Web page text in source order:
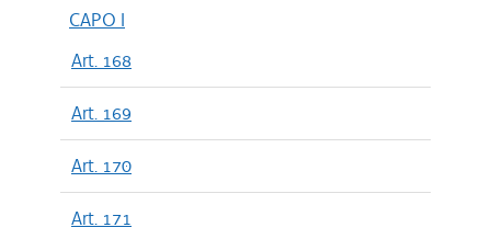
CAPO I
Art. 168
Art. 169
Art. 170
Art. 171